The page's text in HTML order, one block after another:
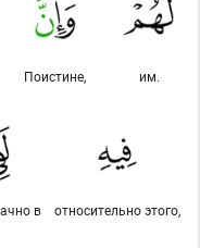
им.
Поистине,
относительно этого,
в